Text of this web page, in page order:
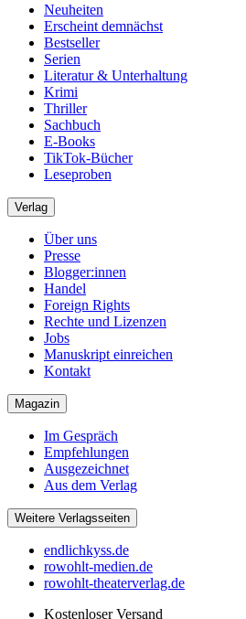
Neuheiten
Erscheint demnächst
Bestseller
Serien
Literatur & Unterhaltung
Krimi
Thriller
Sachbuch
E-Books
TikTok-Bücher
Leseproben
Verlag
Über uns
Presse
Blogger:innen
Handel
Foreign Rights
Rechte und Lizenzen
Jobs
Manuskript einreichen
Kontakt
Magazin
Im Gespräch
Empfehlungen
Ausgezeichnet
Aus dem Verlag
Weitere Verlagsseiten
endlichkyss.de
rowohlt-medien.de
rowohlt-theaterverlag.de
Kostenloser Versand